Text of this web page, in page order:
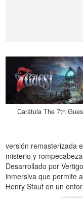
Carátula The 7th
versión remasterizada
misterio y
Desarrollado por
inmersiva que permite
Henry Stauf en un